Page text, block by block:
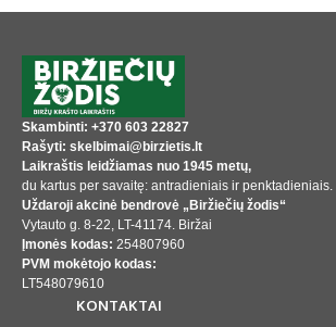
Skambinti: +370 603 22827
Rašyti: skelbimai@birzietis.lt
Laikraštis leidžiamas nuo 1945 metų,
du kartus per savaitę: antradieniais ir penktadieniais.
Uždaroji akcinė bendrovė „Biržiečių žodis“
Vytauto g. 8-22, LT-41174. Biržai
Įmonės kodas: 254807960
PVM mokėtojo kodas:
LT548079610
KONTAKTAI